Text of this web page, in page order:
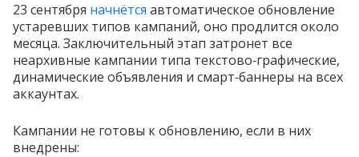
23 сентября начнётся автоматическое обновление
устаревших типов кампаний, оно продлится около
месяца. Заключительный этап затронет все
неархивные кампании типа текстово‑графические,
динамические объявления и смарт‑баннеры на всех
аккаунтах.
Кампании не готовы к обновлению, если в них
внедрены: